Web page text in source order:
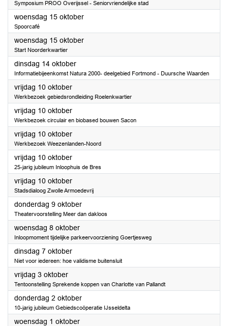
Symposium PROO Overijssel - Seniorvriendelijke stad
woensdag 15 oktober2025
Spoorcafé
woensdag 15 oktober2025
Start Noorderkwartier
dinsdag 14 oktober2025
Informatiebijeenkomst Natura 2000- deelgebied Fortmond - Duursche Waarden
vrijdag 10 oktober2025
Werkbezoek gebiedsrondleiding Roelenkwartier
vrijdag 10 oktober2025
Werkbezoek circulair en biobased bouwen Sacon
vrijdag 10 oktober2025
Werkbezoek Weezenlanden-Noord
vrijdag 10 oktober2025
25-jarig jubileum Inloophuis de Bres
vrijdag 10 oktober2025
Stadsdialoog Zwolle Armoedevrij
donderdag 9 oktober2025
Theatervoorstelling Meer dan dakloos
woensdag 8 oktober2025
Inloopmoment tijdelijke parkeervoorziening Goertjesweg
dinsdag 7 oktober2025
Niet voor iedereen: hoe validisme buitensluit
vrijdag 3 oktober2025
Tentoonstelling Sprekende koppen van Charlotte van Pallandt
donderdag 2 oktober2025
10-jarig jubileum Gebiedscoöperatie IJsseldelta
woensdag 1 oktober2025